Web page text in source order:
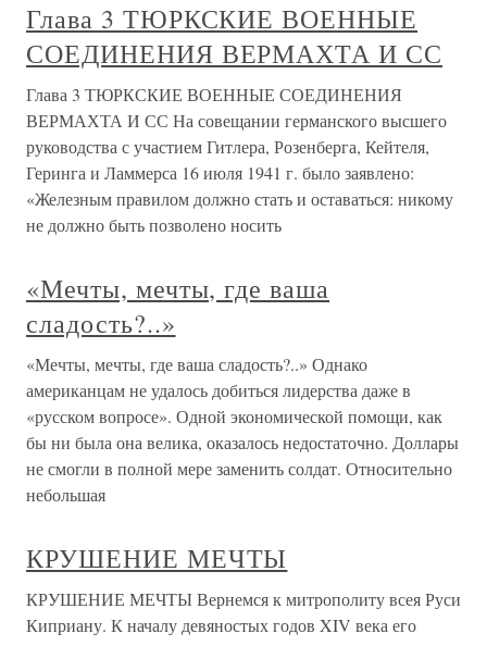
Глава 3 ТЮРКСКИЕ ВОЕННЫЕ
СОЕДИНЕНИЯ ВЕРМАХТА И СС
Глава 3 ТЮРКСКИЕ ВОЕННЫЕ СОЕДИНЕНИЯ
ВЕРМАХТА И СС На совещании германского высшего
руководства с участием Гитлера, Розенберга, Кейтеля,
Геринга и Ламмерса 16 июля 1941 г. было заявлено:
«Железным правилом должно стать и оставаться: никому
не должно быть позволено носить
«Мечты, мечты, где ваша
сладость?..»
«Мечты, мечты, где ваша сладость?..» Однако
американцам не удалось добиться лидерства даже в
«русском вопросе». Одной экономической помощи, как
бы ни была она велика, оказалось недостаточно. Доллары
не смогли в полной мере заменить солдат. Относительно
небольшая
КРУШЕНИЕ МЕЧТЫ
КРУШЕНИЕ МЕЧТЫ Вернемся к митрополиту всея Руси
Киприану. К началу девяностых годов XIV века его